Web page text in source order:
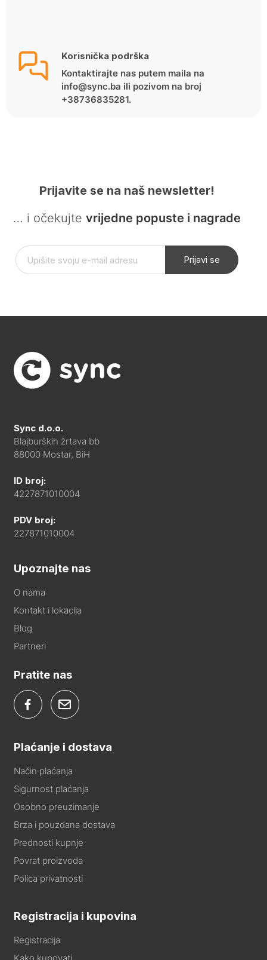
Korisnička podrška
Kontaktirajte nas putem maila na
info@sync.ba ili pozivom na broj
+38736835281.
Prijavite se na naš newsletter!
… i očekujte vrijedne popuste i nagrade
Prijavi se
Sync d.o.o.
Blajburških žrtava bb
88000 Mostar, BiH
ID broj:
4227871010004
PDV broj:
227871010004
Upoznajte nas
O nama
Kontakt i lokacija
Blog
Partneri
Pratite nas
Plaćanje i dostava
Način plaćanja
Sigurnost plaćanja
Osobno preuzimanje
Brza i pouzdana dostava
Prednosti kupnje
Povrat proizvoda
Polica privatnosti
Registracija i kupovina
Registracija